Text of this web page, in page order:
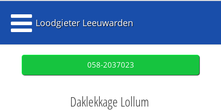
Loodgieter Leeuwarden
058-2037023
Daklekkage Lollum